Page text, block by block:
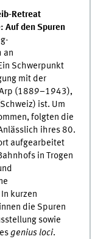
Retreat
Auf den Spuren
an
Schwerpunkt
mit der
(1889–1943),
ist. Um
folgten die
ihres 80.
aufgearbeitet
in Trogen
kurzen
die Spuren
sowie
genius loci.